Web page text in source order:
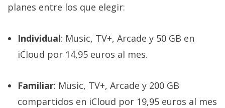
planes entre los que elegir:
Individual: Music, TV+, Arcade y 50 GB en
iCloud por 14,95 euros al mes.
Familiar: Music, TV+, Arcade y 200 GB
compartidos en iCloud por 19,95 euros al mes